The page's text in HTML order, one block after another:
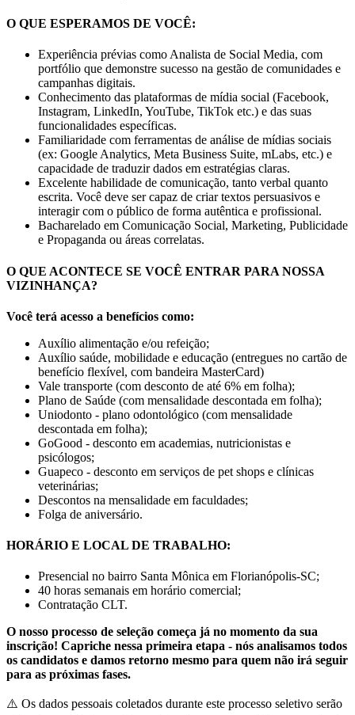
O QUE ESPERAMOS DE VOCÊ:
Experiência prévias como Analista de Social Media, com
portfólio que demonstre sucesso na gestão de comunidades e
campanhas digitais.
Conhecimento das plataformas de mídia social (Facebook,
Instagram, LinkedIn, YouTube, TikTok etc.) e das suas
funcionalidades específicas.
Familiaridade com ferramentas de análise de mídias sociais
(ex: Google Analytics, Meta Business Suite, mLabs, etc.) e
capacidade de traduzir dados em estratégias claras.
Excelente habilidade de comunicação, tanto verbal quanto
escrita. Você deve ser capaz de criar textos persuasivos e
interagir com o público de forma autêntica e profissional.
Bacharelado em Comunicação Social, Marketing, Publicidade
e Propaganda ou áreas correlatas.
O QUE ACONTECE SE VOCÊ ENTRAR PARA NOSSA
VIZINHANÇA?
Você terá acesso a benefícios como:
Auxílio alimentação e/ou refeição;
Auxílio saúde, mobilidade e educação (entregues no cartão de
benefício flexível, com bandeira MasterCard)
Vale transporte (com desconto de até 6% em folha);
Plano de Saúde (com mensalidade descontada em folha);
Uniodonto - plano odontológico (com mensalidade
descontada em folha);
GoGood - desconto em academias, nutricionistas e
psicólogos;
Guapeco - desconto em serviços de pet shops e clínicas
veterinárias;
Descontos na mensalidade em faculdades;
Folga de aniversário.
HORÁRIO E LOCAL DE TRABALHO:
Presencial no bairro Santa Mônica em Florianópolis-SC;
40 horas semanais em horário comercial;
Contratação CLT.
O nosso processo de seleção começa já no momento da sua
inscrição! Capriche nessa primeira etapa - nós analisamos todos
os candidatos e damos retorno mesmo para quem não irá seguir
para as próximas fases.
⚠️ Os dados pessoais coletados durante este processo seletivo serão